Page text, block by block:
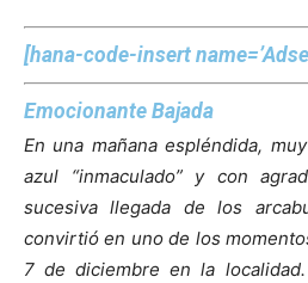
[hana-code-insert
Emocionante Bajada
En una mañana espléndida,
azul “inmaculado” y con
sucesiva llegada de los
convirtió en uno de los
7 de diciembre en la